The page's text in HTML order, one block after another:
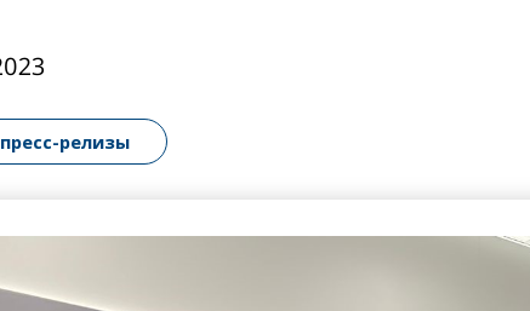
релизы